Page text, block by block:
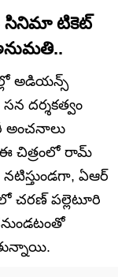
సినిమా టికెట్‌
అడియన్స్
దర్శకత్వం
ఈ చిత్రంలో రామ్
ఏఆర్
చరణ్ పల్లెటూరి